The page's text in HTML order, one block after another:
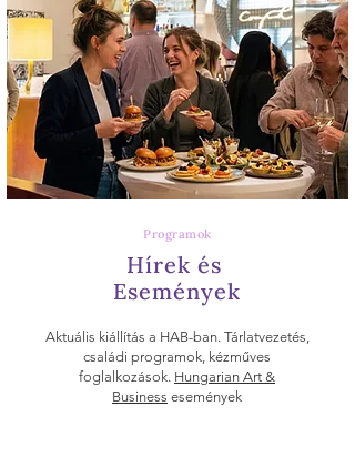
Programok
Hírek és
Események
Aktuális kiállítás a HAB-ban. Tárlatvezetés,
családi programok, kézműves
foglalkozások. Hungarian Art &
Business események